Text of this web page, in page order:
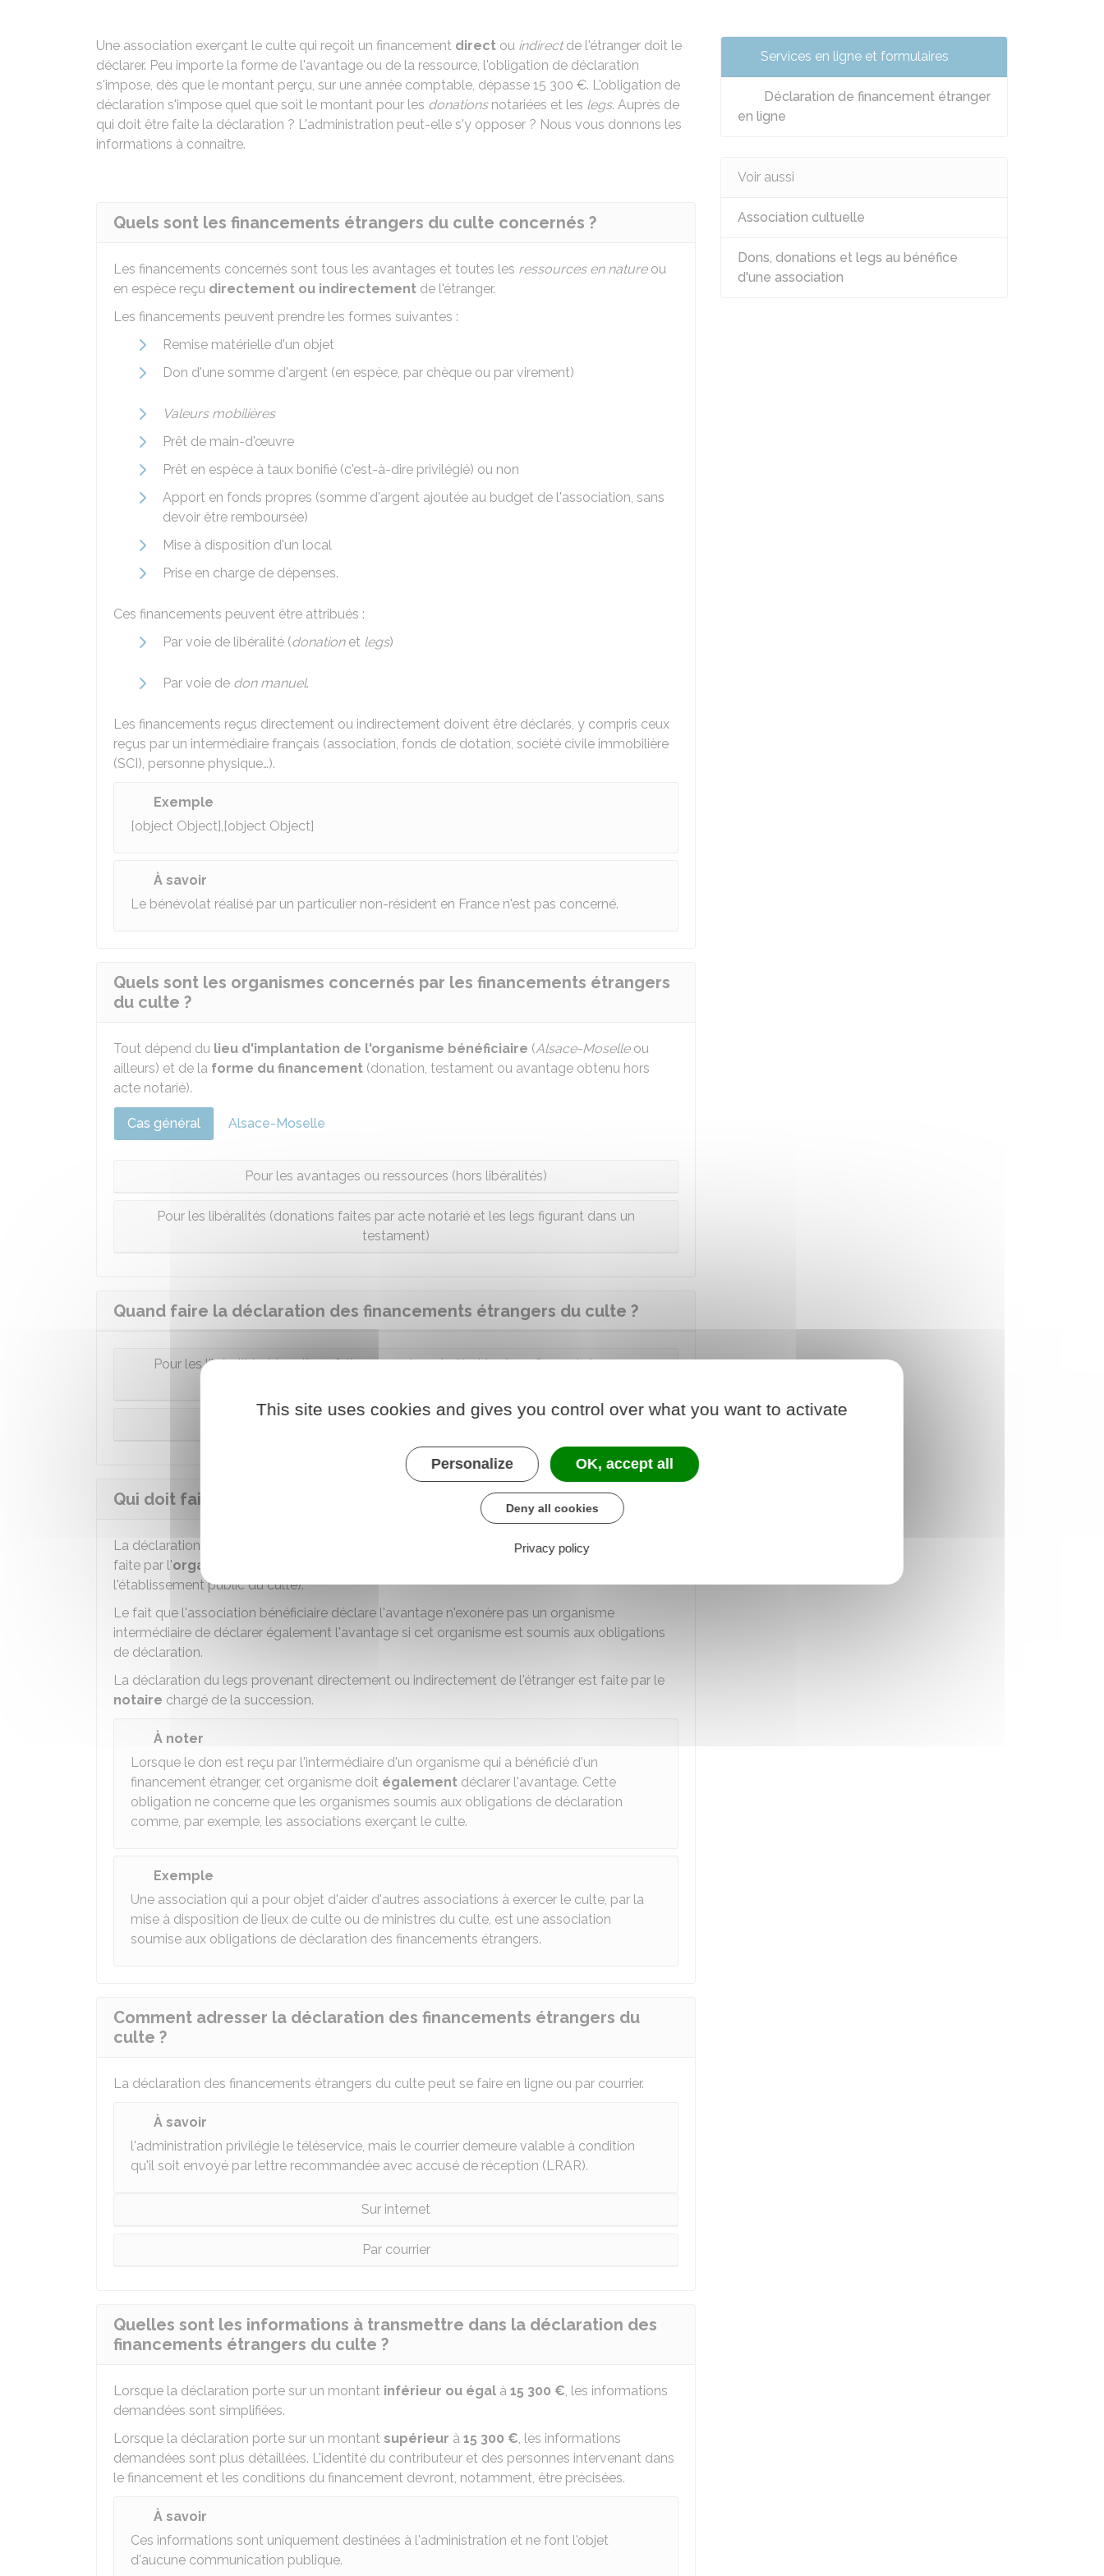
Une association exerçant le culte qui reçoit un financement direct ou indirectde l'étranger doit le
déclarer. Peu importe la forme de l'avantage ou de la ressource, l'obligation de déclaration
s'impose, dès que le montant perçu, sur une année comptable, dépasse 15 300 €. L'obligation de
déclaration s'impose quel que soit le montant pour les donationsnotariées et les legs. Auprès de
qui doit être faite la déclaration ? L'administration peut-elle s'y opposer ? Nous vous donnons les
informations à connaître.
Quels sont les financements étrangers du culte concernés ?
Les financements concernés sont tous les avantages et toutes les ressources en natureou
en espèce reçu directement ou indirectement de l'étranger.
Les financements peuvent prendre les formes suivantes :
Remise matérielle d'un objet
Don d'une somme d'argent (en espèce, par chèque ou par virement)
Valeurs mobilières
Prêt de main-d'œuvre
Prêt en espèce à taux bonifié (c'est-à-dire privilégié) ou non
Apport en fonds propres (somme d'argent ajoutée au budget de l'association, sans
devoir être remboursée)
Mise à disposition d'un local
Prise en charge de dépenses.
Ces financements peuvent être attribués :
Par voie de libéralité (donationet legs)
Par voie de don manuel.
Les financements reçus directement ou indirectement doivent être déclarés, y compris ceux
reçus par un intermédiaire français (association, fonds de dotation, société civile immobilière
(SCI), personne physique…).
Exemple
[object Object],[object Object]
À savoir
Le bénévolat réalisé par un particulier non-résident en France n'est pas concerné.
Quels sont les organismes concernés par les financements étrangers
du culte ?
Tout dépend du lieu d'implantation de l'organisme bénéficiaire (Alsace-Moselleou
ailleurs) et de la forme du financement (donation, testament ou avantage obtenu hors
acte notarié).
Cas général Alsace-Moselle
Pour les avantages ou ressources (hors libéralités)
Pour les libéralités (donations faites par acte notarié et les legs figurant dans un
testament)
Quand faire la déclaration des financements étrangers du culte ?
Pour les libéralités (donations faites par acte notarié et les legs figurant dans une
Pour les autres avantages ou ressources (hors libéralités)
Qui doit faire la déclaration des financements étrangers du culte ?
La déclaration des avantages et ressources et des donations établies par acte notarié est
faite par l'organisme bénéficiaire
l'établissement public du culte).
Le fait que l'association bénéficiaire déclare l'avantage n'exonère pas un organisme
intermédiaire de déclarer également l'avantage si cet organisme est soumis aux obligations
de déclaration.
La déclaration du legs provenant directement ou indirectement de l'étranger est faite par le
notaire chargé de la succession.
À noter
Lorsque le don est reçu par l'intermédiaire d'un organisme qui a bénéficié d'un
financement étranger, cet organisme doit également déclarer l'avantage. Cette
obligation ne concerne que les organismes soumis aux obligations de déclaration
comme, par exemple, les associations exerçant le culte.
Exemple
Une association qui a pour objet d'aider d'autres associations à exercer le culte, par la
mise à disposition de lieux de culte ou de ministres du culte, est une association
soumise aux obligations de déclaration des financements étrangers.
Comment adresser la déclaration des financements étrangers du
culte ?
La déclaration des financements étrangers du culte peut se faire en ligne ou par courrier.
À savoir
l'administration privilégie le téléservice, mais le courrier demeure valable à condition
qu'il soit envoyé par lettre recommandée avec accusé de réception (LRAR).
Sur internet
Par courrier
Quelles sont les informations à transmettre dans la déclaration des
financements étrangers du culte ?
Lorsque la déclaration porte sur un montant inférieur ou égal à 15 300 €, les informations
demandées sont simplifiées.
Lorsque la déclaration porte sur un montant supérieur à 15 300 €, les informations
demandées sont plus détaillées. L'identité du contributeur et des personnes intervenant dans
le financement et les conditions du financement devront, notamment, être précisées.
À savoir
Ces informations sont uniquement destinées à l'administration et ne font l'objet
d'aucune communication publique.
Services en ligne et formulaires
Déclaration de financement étranger
en ligne
Voir aussi
Association cultuelle
Dons, donations et legs au bénéfice
d'une association
This site uses cookies and gives you control over what you want to activate
Personalize OK, accept all
Deny all cookies
Privacy policy